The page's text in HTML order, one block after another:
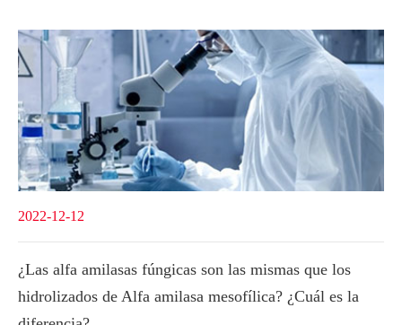
2022-12-12
¿Las alfa amilasas fúngicas son las mismas que los
hidrolizados de Alfa amilasa mesofílica? ¿Cuál es la